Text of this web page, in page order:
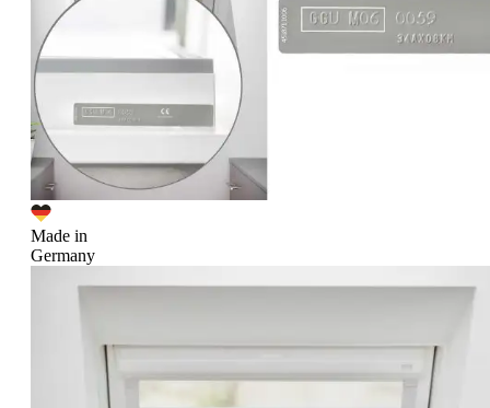
Made in
Germany